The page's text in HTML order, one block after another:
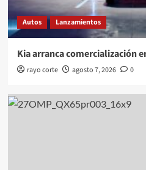
Autos Lanzamientos
Kia arranca comercialización
rayo corte agosto 7, 2026 0